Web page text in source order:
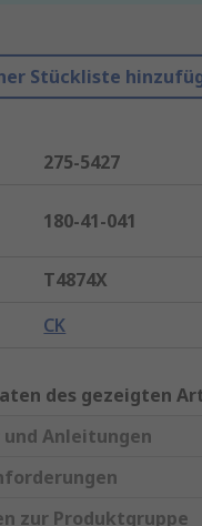
Stückliste
275-5427
180-41-041
T4874X
CK
des gezeigten
Anleitungen
zur Produktgruppe